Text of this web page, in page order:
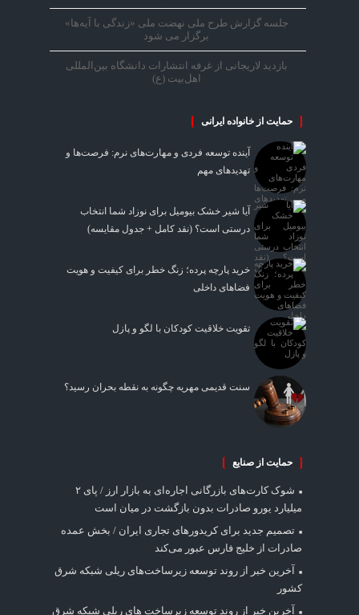
جلسه گزارش طرح ملی نهضت ملی «زندگی با آیه‌ها»
برگزار می شود
بازدید لاریجانی از غرفه انتشارات دانشگاه بین‌المللی
اهل‌بیت (ع)
حمایت از خانواده ایرانی
آینده توسعه فردی و مهارت‌های نرم: فرصت‌ها و
تهدیدهای مهم
آیا شیر خشک بیومیل برای نوزاد شما انتخاب
درستی است؟ (نقد کامل + جدول مقایسه)
خرید پارچه پرده؛ زنگ خطر برای کیفیت و هویت
فضاهای داخلی
تقویت خلاقیت کودکان با لگو و پازل
سنت قدیمی مهریه چگونه به نقطه بحران رسید؟
حمایت از صنایع
شوک کارت‌های بازرگانی اجاره‌ای به بازار ارز / پای ۲
میلیارد یورو صادرات بدون بازگشت در میان است
تصمیم جدید برای کریدورهای تجاری ایران / بخش عمده
صادرات از خلیج فارس عبور می‌کند
آخرین خبر از روند توسعه زیرساخت‌های ریلی شبکه شرق
کشور
آخرین خبر از روند توسعه زیرساخت های ریلی شبکه شرق